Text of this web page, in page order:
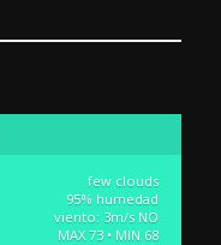
few clouds
95% humedad
viento: 3m/s NO
MAX 73 • MIN 68